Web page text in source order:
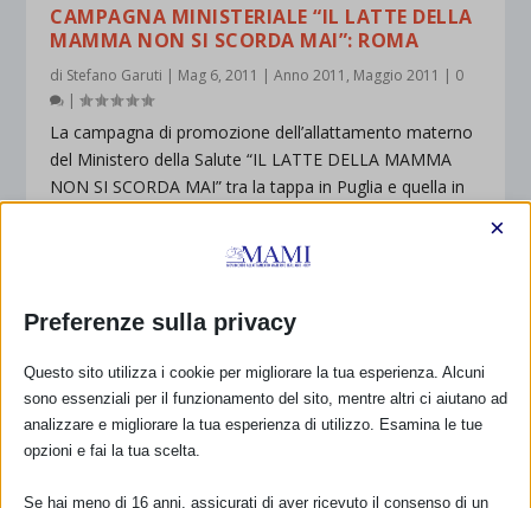
CAMPAGNA MINISTERIALE “IL LATTE DELLA
MAMMA NON SI SCORDA MAI”: ROMA
di Stefano Garuti | Mag 6, 2011 |Anno 2011 , Maggio 2011 | 0
|
La campagna di promozione dell’allattamento materno
del Ministero della Salute “IL LATTE DELLA MAMMA
NON SI SCORDA MAI” tra la tappa in Puglia e quella in
CAMPAGNA MINISTERIALE “IL LATTE DELLA
MAMMA NON SI SCORDA MAI”: CALABRIA
|
Preferenze sulla privacy
×
Questo sito utilizza i cookie per migliorare la tua esperienza. Alcuni
sono essenziali per il funzionamento del sito, mentre altri ci aiutano ad
analizzare e migliorare la tua esperienza di utilizzo. Esamina le tue
opzioni e fai la tua scelta.
Se hai meno di 16 anni, assicurati di aver ricevuto il consenso di un